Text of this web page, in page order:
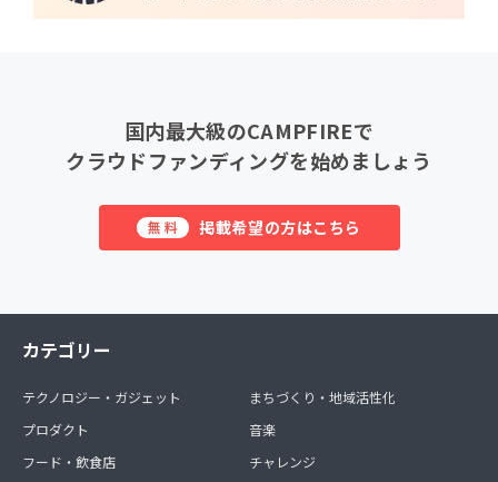
国内最大級のCAMPFIREで
クラウドファンディングを始めましょう
無料 掲載希望の方はこちら
カテゴリー
テクノロジー・ガジェット
プロダクト
フード・飲食店
まちづくり・地域活性化
音楽
チャレンジ